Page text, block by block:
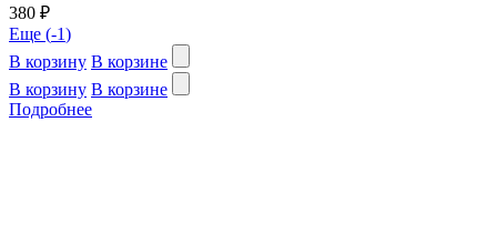
380 ₽
Еще (-1)
В корзину В корзине
В корзину В корзине
Подробнее